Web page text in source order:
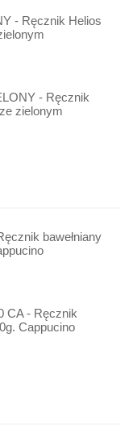
- Ręcznik Helios
bawełniany